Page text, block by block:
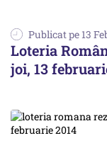
Publicat pe 13
Loteria
joi, 13